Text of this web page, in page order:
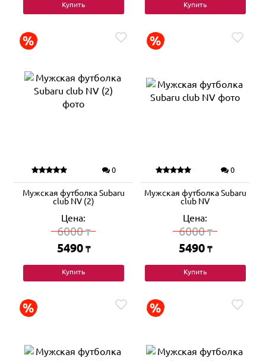
Купить Купить
0
Мужская футболка Subaru
club NV (2)
Цена:
6000₸
5490 ₸
Купить
0
Мужская футболка Subaru
club NV
Цена:
6000₸
5490 ₸
Купить